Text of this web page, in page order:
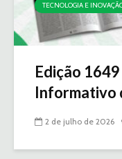
TECNOLOGIA E
Edição
Informativo
2 de julho de 2026